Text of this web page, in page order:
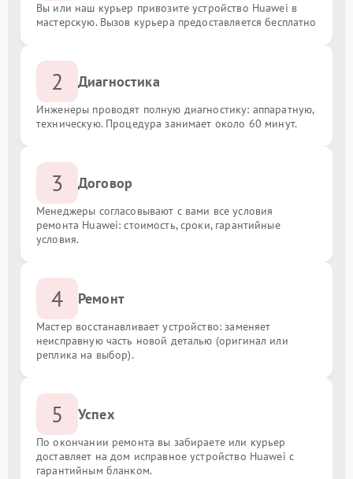
Вы или наш курьер привозите устройство Huawei в
мастерскую. Вызов курьера предоставляется бесплатно
2 Диагностика
Инженеры проводят полную диагностику: аппаратную,
техническую. Процедура занимает около 60 минут.
3 Договор
Менеджеры согласовывают с вами все условия
ремонта Huawei: стоимость, сроки, гарантийные
условия.
4 Ремонт
Мастер восстанавливает устройство: заменяет
неисправную часть новой деталью (оригинал или
реплика на выбор).
5 Успех
По окончании ремонта вы забираете или курьер
доставляет на дом исправное устройство Huawei с
гарантийным бланком.